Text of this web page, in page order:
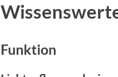
Funktion